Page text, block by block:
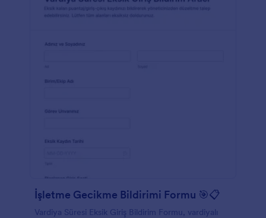
İşletme Gecikme Bildirimi Formu 🎯📋
Vardiya Süresi Eksik Giriş Bildirim Formu, vardiyalı